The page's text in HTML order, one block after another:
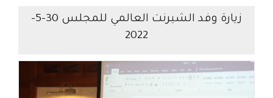
زيارة وفد الشيرنت العالمي للمجلس 30-5-
2022